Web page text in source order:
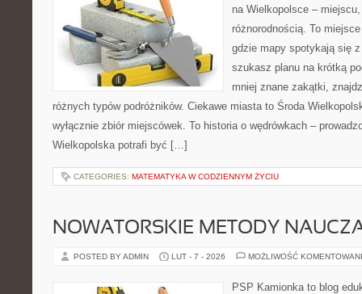
na Wielkopolsce –
różnorodnością. To
gdzie mapy spotykają się
szukasz planu na krótką
mniej znane zakątki,
różnych typów podróżników. Ciekawe miasta to Środa
wyłącznie zbiór miejscówek. To historia o wędrówkach –
Wielkopolska potrafi być […]
CATEGORIES: MATEMATYKA W CODZIENNYM ŻYCIU
NOWATORSKIE METODY
POSTED BY ADMIN LUT - 7 - 2026 MOŻLIWOŚĆ
PSP Kamionka to blog